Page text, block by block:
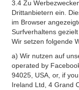
3.4 Zu
Drittanbietern ein.
im Browser
Surfverhaltens
Wir setzen folgende
a) Wir nutzen auf
operated by
94025, USA, or, if
Ireland Ltd, 4 Grand